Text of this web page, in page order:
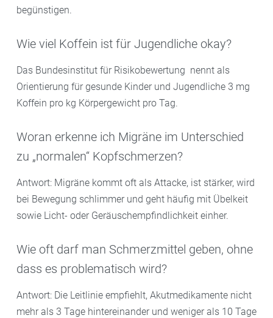
begünstigen.
Wie viel Koffein ist für Jugendliche okay?
Das Bundesinstitut für Risikobewertung nennt als
Orientierung für gesunde Kinder und Jugendliche 3 mg
Koffein pro kg Körpergewicht pro Tag.
Woran erkenne ich Migräne im Unterschied
zu „normalen“ Kopfschmerzen?
Antwort: Migräne kommt oft als Attacke, ist stärker, wird
bei Bewegung schlimmer und geht häufig mit Übelkeit
sowie Licht- oder Geräuschempfindlichkeit einher.
Wie oft darf man Schmerzmittel geben, ohne
dass es problematisch wird?
Antwort: Die Leitlinie empfiehlt, Akutmedikamente nicht
mehr als 3 Tage hintereinander und weniger als 10 Tage